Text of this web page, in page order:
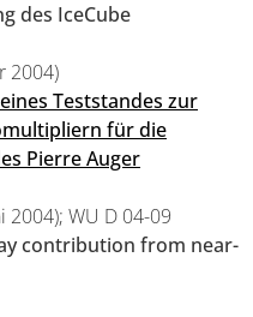
des IceCube
2004)
Teststandes zur
für die
Pierre Auger
2004); WU D 04-09
contribution from near-